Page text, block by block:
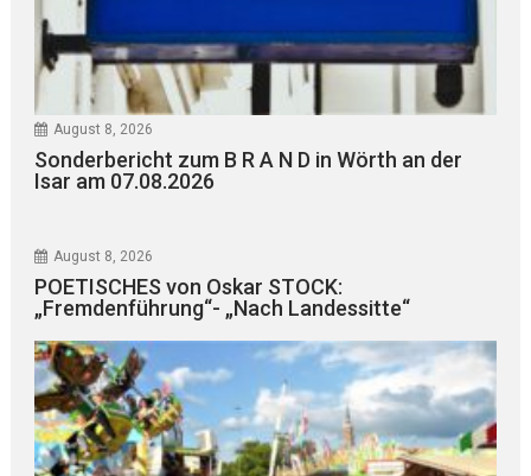
August 8, 2026
Sonderbericht zum B R A N D in Wörth an der
Isar am 07.08.2026
August 8, 2026
POETISCHES von Oskar STOCK:
„Fremdenführung“- „Nach Landessitte“